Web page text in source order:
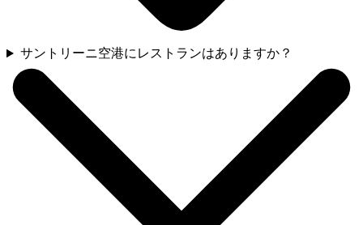
サントリーニ空港にレストランはありますか？